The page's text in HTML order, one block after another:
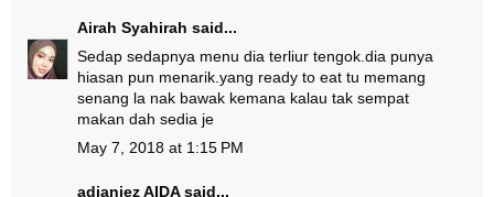
Airah Syahirah said...
Sedap sedapnya menu dia terliur tengok.dia punya
hiasan pun menarik.yang ready to eat tu memang
senang la nak bawak kemana kalau tak sempat
makan dah sedia je
May 7, 2018 at 1:15 PM
adianiez AIDAsaid...